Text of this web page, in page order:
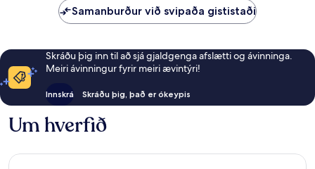
Samanburður við svipaða gististaði
Skráðu þig inn til að sjá gjaldgenga afslætti og ávinninga.
Meiri ávinningur fyrir meiri ævintýri!
Innskrá Skráðu þig, það er ókeypis
Um hverfið